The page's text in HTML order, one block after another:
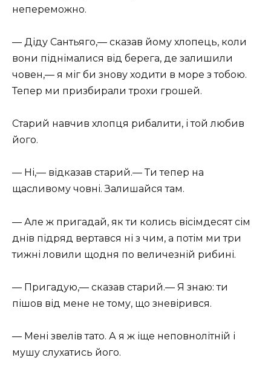
непереможно.
— Діду Сантьяго,— сказав йому хлопець, коли
вони піднімалися від берега, де залишили
човен,— я міг би знову ходити в море з тобою.
Тепер ми призбирали трохи грошей.
Старий навчив хлопця рибалити, і той любив
його.
— Ні,— відказав старий.— Ти тепер на
щасливому човні. Залишайся там.
— Але ж пригадай, як ти колись вісімдесят сім
днів підряд вертався ні з чим, а потім ми три
тижні ловили щодня по величезній рибині.
— Пригадую,— сказав старий.— Я знаю: ти
пішов від мене не тому, що зневірився.
— Мені звелів тато. А я ж іще неповнолітній і
мушу слухатись його.